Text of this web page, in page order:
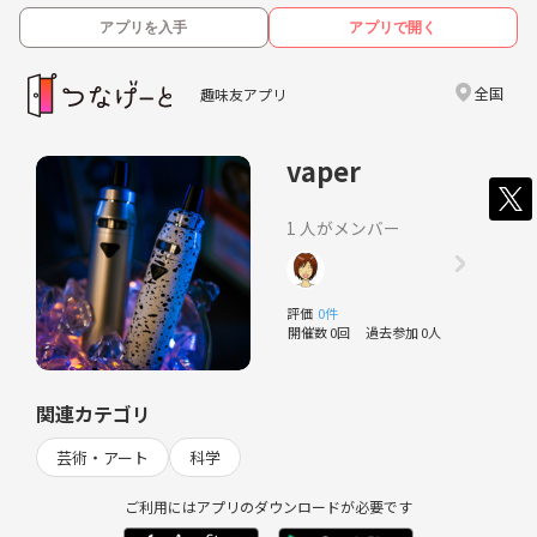
アプリを入手 アプリで開く
趣味友アプリ 全国
vaper
1 人がメンバー
評価 0件
開催数 0回 過去参加 0人
関連カテゴリ
芸術・アート 科学
ご利用にはアプリのダウンロードが必要です